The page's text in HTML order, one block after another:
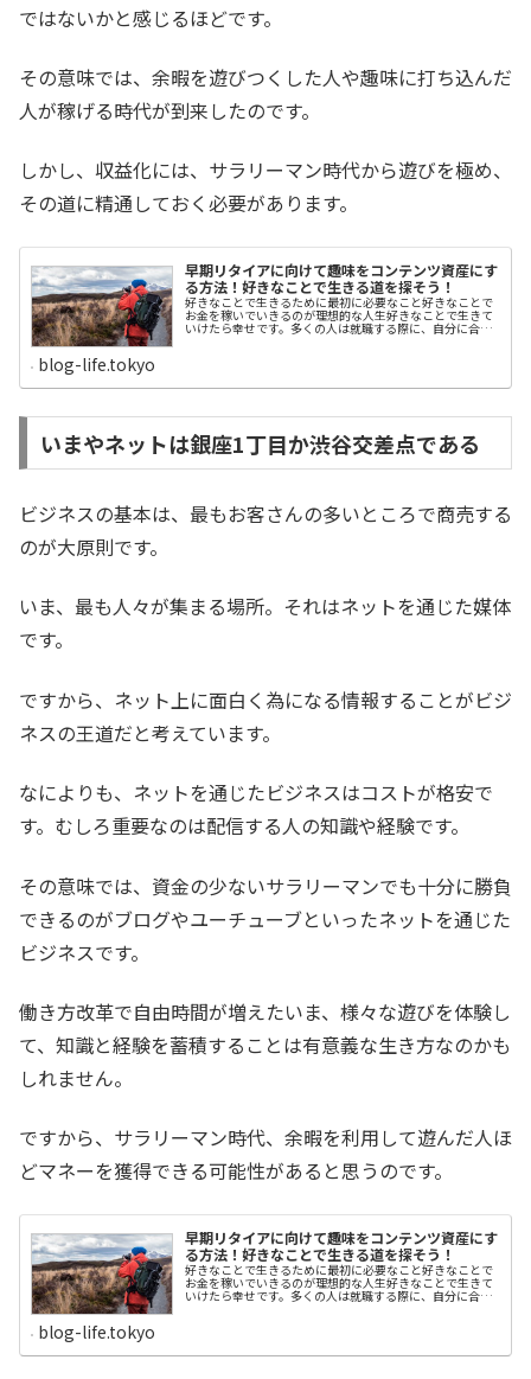
ではないかと感じるほどです。
その意味では、余暇を遊びつくした人や趣味に打ち込んだ
人が稼げる時代が到来したのです。
しかし、収益化には、サラリーマン時代から遊びを極め、
その道に精通しておく必要があります。
早期リタイアに向けて趣味をコンテンツ資産にす
る方法！好きなことで生きる道を探そう！
好きなことで生きるために最初に必要なこと好きなことで
お金を稼いでいきるのが理想的な人生好きなことで生きて
いけたら幸せです。多くの人は就職する際に、自分に合っ
活している人は少なくないと思います。たとえ、自分の希
していたのとは大違いだったという人もいるでしょう。私
は第一志望の会社に就職しましたが、40代から違和感を感
じるようになったことを思い出します。「もっとワクワク
できる仕事や生活はないだろうか」そんな思いで、40代か
ら、第２の人生を模索していたように思います。好きなこ
blog-life.tokyo
いまやネットは銀座1丁目か渋谷交差点である
ビジネスの基本は、最もお客さんの多いところで商売する
のが大原則です。
いま、最も人々が集まる場所。それはネットを通じた媒体
です。
ですから、ネット上に面白く為になる情報することがビジ
ネスの王道だと考えています。
なによりも、ネットを通じたビジネスはコストが格安で
す。むしろ重要なのは配信する人の知識や経験です。
その意味では、資金の少ないサラリーマンでも十分に勝負
できるのがブログやユーチューブといったネットを通じた
ビジネスです。
働き方改革で自由時間が増えたいま、様々な遊びを体験し
て、知識と経験を蓄積することは有意義な生き方なのかも
しれません。
ですから、サラリーマン時代、余暇を利用して遊んだ人ほ
どマネーを獲得できる可能性があると思うのです。
早期リタイアに向けて趣味をコンテンツ資産にす
る方法！好きなことで生きる道を探そう！
好きなことで生きるために最初に必要なこと好きなことで
お金を稼いでいきるのが理想的な人生好きなことで生きて
いけたら幸せです。多くの人は就職する際に、自分に合っ
活している人は少なくないと思います。たとえ、自分の希
blog-life.tokyo